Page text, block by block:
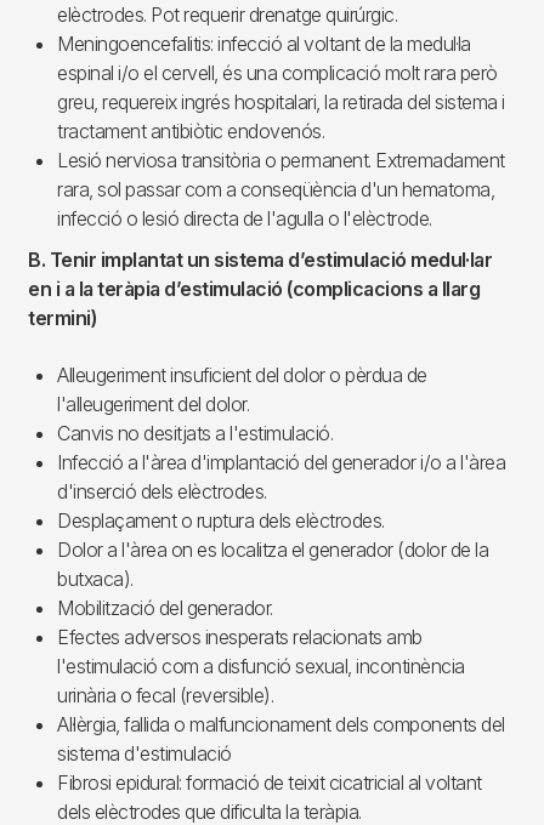
elèctrodes. Pot requerir drenatge quirúrgic.
Meningoencefalitis: infecció al voltant de la medul·la
espinal i/o el cervell, és una complicació molt rara però
greu, requereix ingrés hospitalari, la retirada del sistema i
tractament antibiòtic endovenós.
Lesió nerviosa transitòria o permanent. Extremadament
rara, sol passar com a conseqüència d'un hematoma,
infecció o lesió directa de l'agulla o l'elèctrode.
B. Tenir implantat un sistema d’estimulació medul·lar
en i a la teràpia d’estimulació (complicacions a llarg
termini)
Alleugeriment insuficient del dolor o pèrdua de
l'alleugeriment del dolor.
Canvis no desitjats a l'estimulació.
Infecció a l'àrea d'implantació del generador i/o a l'àrea
d'inserció dels elèctrodes.
Desplaçament o ruptura dels elèctrodes.
Dolor a l'àrea on es localitza el generador (dolor de la
butxaca).
Mobilització del generador.
Efectes adversos inesperats relacionats amb
l'estimulació com a disfunció sexual, incontinència
urinària o fecal (reversible).
Al·lèrgia, fallida o malfuncionament dels components del
sistema d'estimulació
Fibrosi epidural: formació de teixit cicatricial al voltant
dels elèctrodes que dificulta la teràpia.